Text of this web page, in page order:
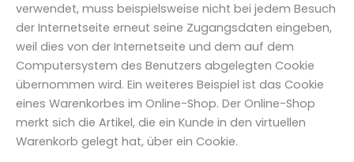
verwendet, muss beispielsweise nicht bei jedem Besuch
der Internetseite erneut seine Zugangsdaten eingeben,
weil dies von der Internetseite und dem auf dem
Computersystem des Benutzers abgelegten Cookie
übernommen wird. Ein weiteres Beispiel ist das Cookie
eines Warenkorbes im Online-Shop. Der Online-Shop
merkt sich die Artikel, die ein Kunde in den virtuellen
Warenkorb gelegt hat, über ein Cookie.